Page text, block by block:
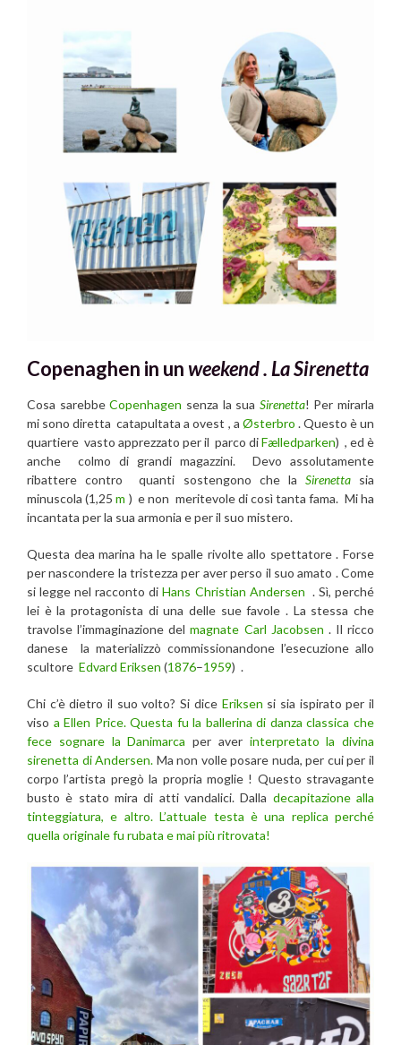
Copenaghen in un weekend . La Sirenetta
Cosa sarebbeCopenhagen senza la sua Sirenetta! Per mirarla
mi sono diretta catapultata a ovest , a Østerbro . Questo è un
quartiere vasto apprezzato per il parco diFælledparken) , ed è
anche colmo di grandi magazzini. Devo assolutamente
ribattere contro quanti sostengono che la Sirenettasia
minuscola (1,25m ) e non meritevole di così tanta fama. Mi ha
incantata per la sua armonia e per il suo mistero.
Questa dea marina ha le spalle rivolte allo spettatore . Forse
per nascondere la tristezza per aver perso il suo amato . Come
si legge nel racconto diHans Christian Andersen . Sì, perché
lei è la protagonista di una delle sue favole . La stessa che
travolse l’immaginazione delmagnate Carl Jacobsen . Il ricco
danese la materializzò commissionandone l’esecuzione allo
scultore Edvard Eriksen (1876–1959) .
Chi c’è dietro il suo volto? Si dice Eriksen si sia ispirato per il
viso a Ellen Price. Questa fu la ballerina di danza classica che
fece sognare la Danimarca per aver interpretato la divina
sirenetta di Andersen. Ma non volle posare nuda, per cui per il
corpo l’artista pregò la propria moglie ! Questo stravagante
busto è stato mira di atti vandalici. Dalla decapitazione alla
tinteggiatura, e altro. L’attuale testa è una replica perché
quella originale fu rubata e mai più ritrovata!